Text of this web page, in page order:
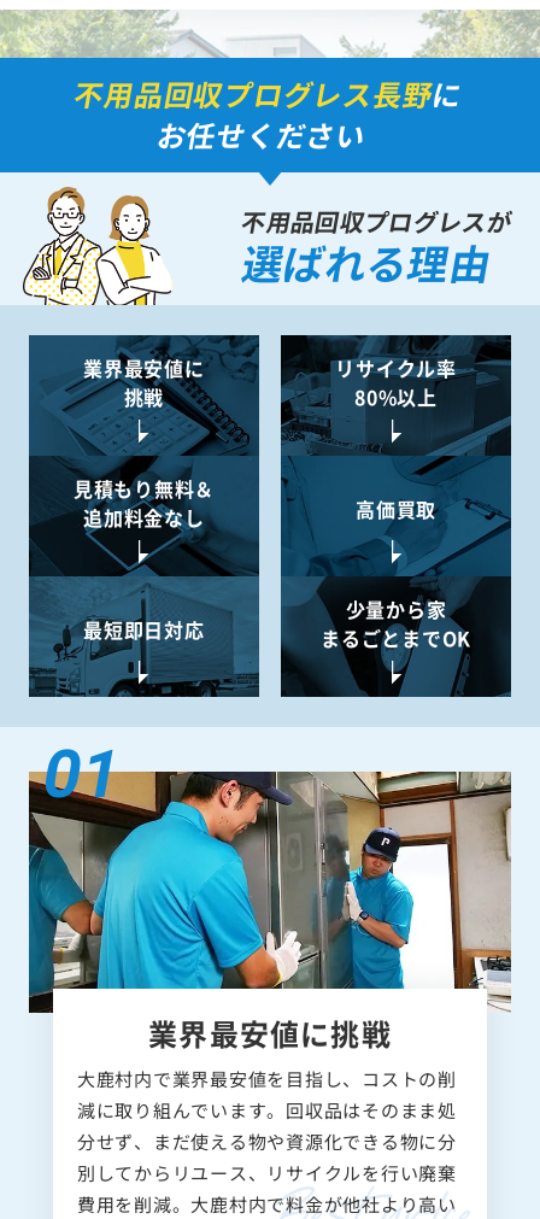
不用品回収プログレス長野に
お任せください
不用品回収プログレスが
選ばれる理由
業界最安値に
挑戦
リサイクル率
80%以上
見積もり無料＆
追加料金なし
高価買取
最短即日対応
少量から家
まるごとまでOK
業界最安値に挑戦
大鹿村内で業界最安値を目指し、コストの削
減に取り組んでいます。回収品はそのまま処
分せず、まだ使える物や資源化できる物に分
別してからリユース、リサイクルを行い廃棄
費用を削減。大鹿村内で料金が他社より高い